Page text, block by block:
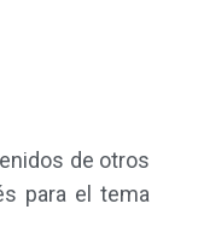
de otros
para el tema